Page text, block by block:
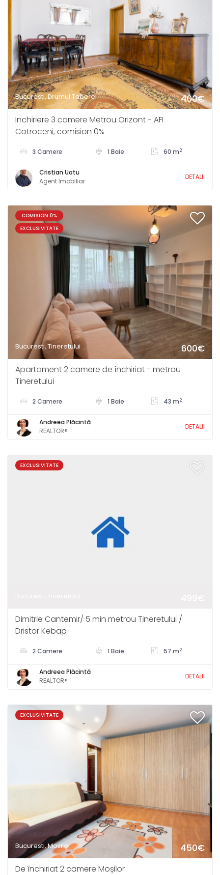
Bucuresti, Drumul Taberei 400€
Inchiriere 3 camere Metrou Orizont - AFI
Cotroceni, comision 0%
3 Camere 1 Baie 60 m2
Cristian Uatu
Agent Imobiliar
DETALII
COMISION 0%
EXCLUSIVITATE
Bucuresti, Tineretului 600€
Apartament 2 camere de închiriat - metrou
Tineretului
2 Camere 1 Baie 43 m2
Andreea Plăcintă
REALTOR®
DETALII
EXCLUSIVITATE
Dimitrie Cantemir/ 5 min metrou Tineretului /
Dristor Kebap
2 Camere 1 Baie 57 m2
Andreea Plăcintă
REALTOR®
DETALII
EXCLUSIVITATE
Bucuresti, Mosilor 450€
De închiriat 2 camere Moșilor